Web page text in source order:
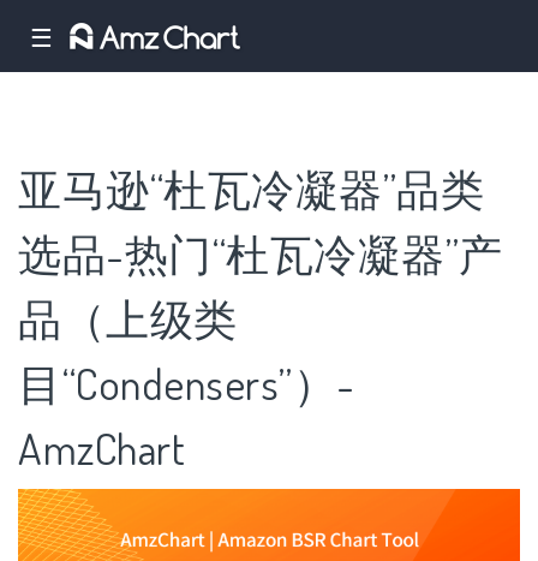
☰
亚马逊“杜瓦冷凝器”品类
选品-热门“杜瓦冷凝器”产
品（上级类
目“Condensers”）-
AmzChart